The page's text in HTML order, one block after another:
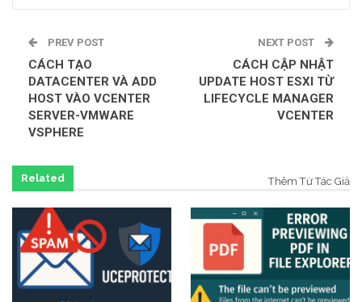
PREV POST
CÁCH TẠO
DATACENTER VÀ ADD
HOST VÀO VCENTER
SERVER-VMWARE
VSPHERE
NEXT POST
CÁCH CẬP NHẬT
UPDATE HOST ESXI TỪ
LIFECYCLE MANAGER
VCENTER
Related Thêm Từ Tác Giả